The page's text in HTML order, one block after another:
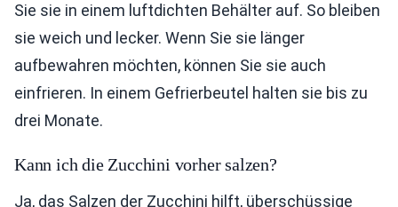
Sie sie in einem luftdichten Behälter auf. So bleiben
sie weich und lecker. Wenn Sie sie länger
aufbewahren möchten, können Sie sie auch
einfrieren. In einem Gefrierbeutel halten sie bis zu
drei Monate.
Kann ich die Zucchini vorher salzen?
Ja, das Salzen der Zucchini hilft, überschüssige